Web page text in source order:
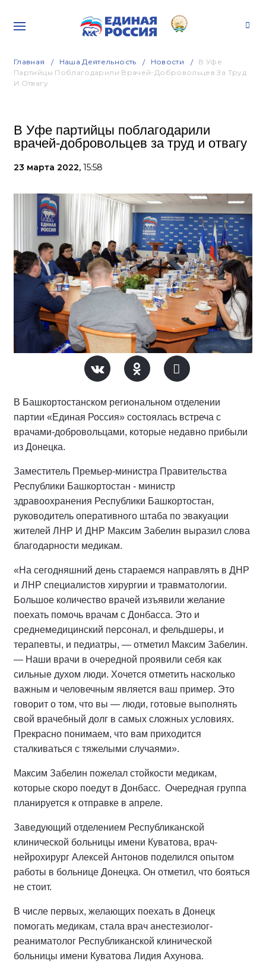
Главная Наша Деятельность Новости
В Уфе
Партийцы Поблагодарили Врачей-Добровольцев За Труд
И Отвагу
В Уфе партийцы поблагодарили
врачей-добровольцев за труд и отвагу
23 марта 2022, 15:58
В Башкортостанском региональном отделении
партии «Единая Россия» состоялась встреча с
врачами-добровольцами, которые недавно прибыли
из Донецка.
Заместитель Премьер-министра Правительства
Республики Башкортостан - министр
здравоохранения Республики Башкортостан,
руководитель оперативного штаба по эвакуации
жителей ЛНР И ДНР Максим Забелин выразил слова
благодарности медикам.
«На сегодняшний день стараемся направлять в ДНР
и ЛНР специалистов хирургии и травматологии.
Большое количество врачей изъявили желание
поехать помочь врачам с Донбасса. Это и
среднемедицинский персонал, и фельдшеры, и
терапевты, и педиатры, — отметил Максим Забелин.
— Наши врачи в очередной проявили себя как
сильные духом люди. Хочется отметить насколько
важным и человечным является ваш пример. Это
говорит о том, что вы — люди, готовые выполнять
свой врачебный долг в самых сложных условиях.
Прекрасно понимаем, что вам приходится
сталкиваться с тяжелыми случаями».
Максим Забелин пожелал стойкости медикам,
которые скоро поедут в Донбасс. Очередная группа
планируется к отправке в апреле.
Заведующий отделением Республиканской
клинической больницы имени Куватова, врач-
нейрохирург Алексей Антонов поделился опытом
работы в больнице Донецка. Он отметил, что бояться
не стоит.
В числе первых, желающих поехать в Донецк
помогать медикам, стала врач анестезиолог-
реаниматолог Республиканской клинической
больницы имени Куватова Лидия Ахунова.